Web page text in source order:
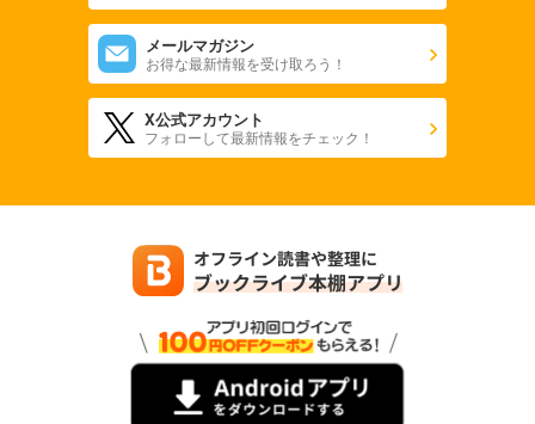
メールマガジン
お得な最新情報を受け取ろう！
X公式アカウント
フォローして最新情報をチェック！